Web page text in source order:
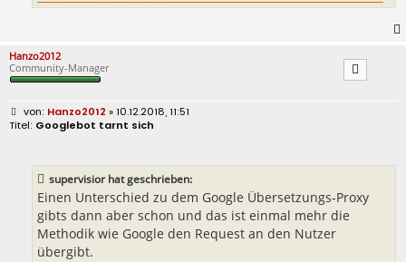
Hanzo2012
Community-Manager
B
e
Hanzo2012 » 10.12.2018, 11:51
Googlebot tarnt sich
supervisior hat geschrieben:
Einen Unterschied zu dem Google Übersetzungs-Proxy
gibts dann aber schon und das ist einmal mehr die
Methodik wie Google den Request an den Nutzer
übergibt.